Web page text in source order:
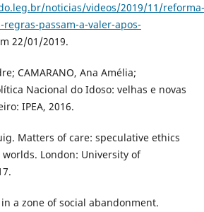
noticias/videos/2019/11/reforma-
passam-a-valer-apos-
22/01/2019.
CAMARANO, Ana Amélia;
Nacional do Idoso: velhas e novas
IPEA, 2016.
Matters of care: speculative ethics
London: University of
in a zone of social abandonment.